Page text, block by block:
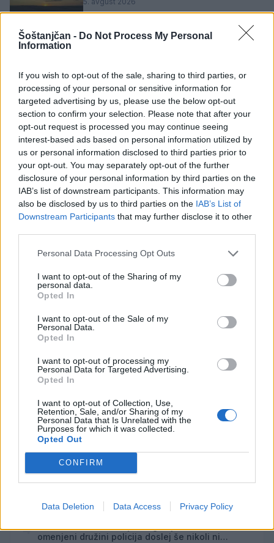
Šoštanjčan - Do Not Process My Personal
Information
If you wish to opt-out of the sale, sharing to third parties, or
processing of your personal or sensitive information for
targeted advertising by us, please use the below opt-out
section to confirm your selection. Please note that after your
opt-out request is processed you may continue seeing
interest-based ads based on personal information utilized by
us or personal information disclosed to third parties prior to
your opt-out. You may separately opt-out of the further
disclosure of your personal information by third parties on the
IAB’s list of downstream participants. This information may
also be disclosed by us to third parties on the IAB’s List of
Downstream Participants that may further disclose it to other
Personal Data Processing Opt Outs
I want to opt-out of the Sharing of my
personal data.
Opted In
I want to opt-out of the Sale of my
Personal Data.
Opted In
I want to opt-out of processing my
Personal Data for Targeted Advertising.
Opted In
I want to opt-out of Collection, Use,
Retention, Sale, and/or Sharing of my
Personal Data that Is Unrelated with the
Purposes for which it was collected.
Opted Out
CONFIRM
Data Deletion Data Access Privacy Policy
Subvencioniranje nakupa električnih
5. avgust 2026
Zavod za kulturo, šport, turizem in
mlade Šoštanj vabi na voden ogled
Mornove zijalke
4. avgust 2026
ARSO: Rdeče opozorilo zaradi vročine
za večino Slovenije
4. avgust 2026
Opozorilo:
sovraštva, nasilja ali nestrpnosti. Komentarji z žaljivimi,
rasističnimi, diskriminatornimi ali nezakonitimi vsebinami
Najbolj brano
Občina Šoštanj je pričela z obnovo vodovoda in
kanalizacije na območju Penšek v Florjanu
2
(VIDEO) "Mislil sem, da je konec": Lastnik
velenjske picerije o padcu s padalom na
kolesar
4
Znanih več informacij o tragediji v Vuhredu: V
omenjeni družini policija doslej še nikoli ni